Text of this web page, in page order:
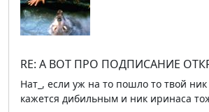
RE: А ВОТ ПРО ПОДПИСАНИЕ
Нат_, если уж на то пошло то твой
кажется дибильным и ник иринаса